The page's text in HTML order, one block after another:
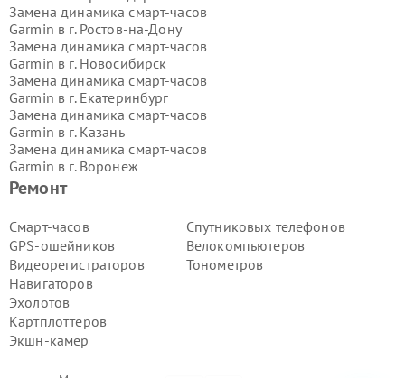
Ремонт
Смарт-часов
GPS-ошейников
Видеорегистраторов
Навигаторов
Эхолотов
Картплоттеров
Экшн-камер
Спутниковых телефонов
Велокомпьютеров
Тонометров
Замена динамика смарт-часов
Garmin в г. Ростов-на-Дону
Замена динамика смарт-часов
Garmin в г. Новосибирск
Замена динамика смарт-часов
Garmin в г. Екатеринбург
Замена динамика смарт-часов
Garmin в г. Казань
Замена динамика смарт-часов
Garmin в г. Воронеж
Замена динамика смарт-часов
Garmin в г.
Garmin в г.Самара
Замена динамика смарт-часов
Garmin в г.Пермь
Замена динамика смарт-часов
Garmin в г.
Замена динамика смарт-часов
Garmin в г.Ижевск
Замена динамика смарт-часов
Garmin в г.